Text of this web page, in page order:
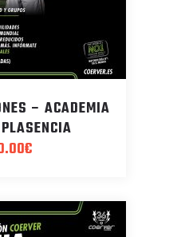
– ACADEMIA
€